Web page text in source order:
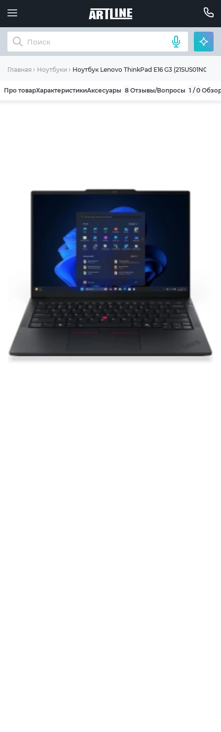
Главная Ноутбуки Ноутбук Lenovo ThinkPad E16 G3 (21SUS01N00)
Про товарХарактеристикиАксесуары 8 Отзывы/Вопросы 1 / 0
ОБЩИЕ УСЛОВИЯ ГАРАНТИИ
Компания ARTLINE благодарит Вас за выбор
нашей продукции. Мы уверены, что
приобретенная вами техника будет служить
вам долгие годы при соблюдении правил
эксплуатации и хранения.
Гарантия от производителя